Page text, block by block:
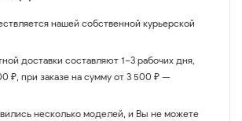
нашей собственной курьерской
доставки составляют 1–3 рабочих дня,
₽, при заказе на сумму от 3 500 ₽ —
несколько моделей, и Вы не можете